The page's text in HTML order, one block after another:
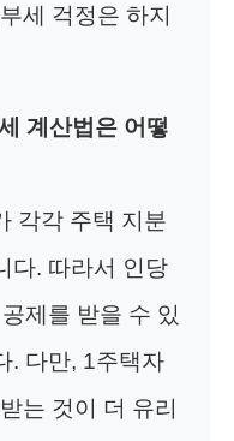
세 걱정은 하지
계산법은 어떻
각각 주택 지분
다. 따라서 인당
제를 받을 수 있
. 다만, 1주택자
는 것이 더 유리